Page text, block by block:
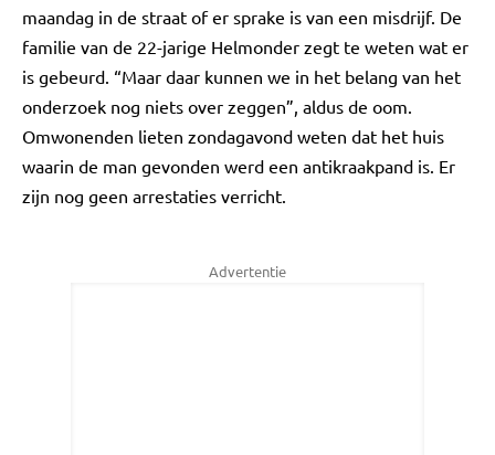
maandag in de straat of er sprake is van een misdrijf. De
familie van de 22-jarige Helmonder zegt te weten wat er
is gebeurd. “Maar daar kunnen we in het belang van het
onderzoek nog niets over zeggen”, aldus de oom.
Omwonenden lieten zondagavond weten dat het huis
waarin de man gevonden werd een antikraakpand is. Er
zijn nog geen arrestaties verricht.
Advertentie